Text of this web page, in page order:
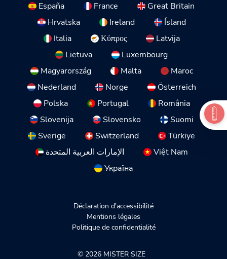
España
France
Great Britain
Hrvatska
Ireland
Ísland
Italia
Κύπρος
Latvija
Lietuva
Luxembourg
Magyarország
Malta
Maroc
Nederland
Norge
Österreich
Polska
Portugal
România
Slovenija
Slovensko
Suomi
Sverige
Switzerland
Türkiye
الإمارات العربية المتحدة
Việt Nam
Україна
Déclaration d'accessibilité
Mentions légales
Politique de confidentialité
© 2026 MISTER SIZE